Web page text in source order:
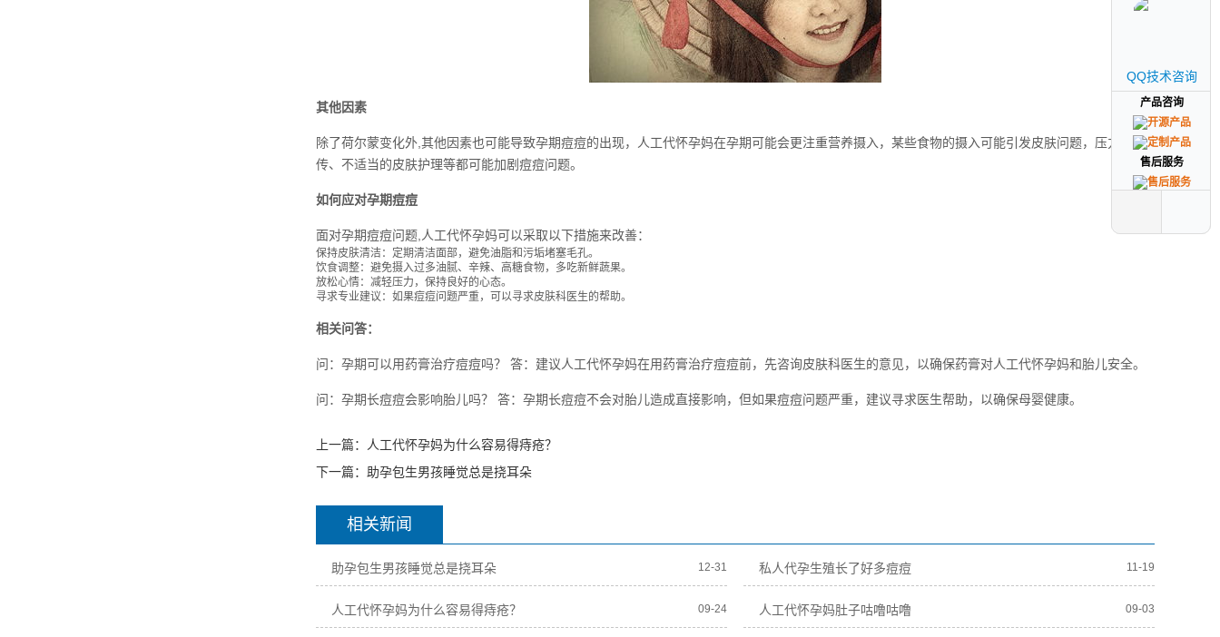
其他因素
除了荷尔蒙变化外,其他因素也可能导致孕期痘痘的出现，人工代怀孕妈在孕期可能会更注重营养摄入，某些食物的摄入可能引发皮肤问题，压力、遗
传、不适当的皮肤护理等都可能加剧痘痘问题。
如何应对孕期痘痘
面对孕期痘痘问题,人工代怀孕妈可以采取以下措施来改善：
保持皮肤清洁：定期清洁面部，避免油脂和污垢堵塞毛孔。
饮食调整：避免摄入过多油腻、辛辣、高糖食物，多吃新鲜蔬果。
放松心情：减轻压力，保持良好的心态。
寻求专业建议：如果痘痘问题严重，可以寻求皮肤科医生的帮助。
相关问答：
问：孕期可以用药膏治疗痘痘吗？ 答：建议人工代怀孕妈在用药膏治疗痘痘前，先咨询皮肤科医生的意见，以确保药膏对人工代怀孕妈和胎儿安全。
问：孕期长痘痘会影响胎儿吗？ 答：孕期长痘痘不会对胎儿造成直接影响，但如果痘痘问题严重，建议寻求医生帮助，以确保母婴健康。
上一篇：
人工代怀孕妈为什么容易得痔疮？
下一篇：
助孕包生男孩睡觉总是挠耳朵
相关新闻
助孕包生男孩睡觉总是挠耳朵 12-31 私人代孕生殖长了好多痘痘 11-19
人工代怀孕妈为什么容易得痔疮？ 09-24 人工代怀孕妈肚子咕噜咕噜 09-03
QQ技术咨询
产品咨询
售后服务
QQ技术咨询
产品咨询
售后服务